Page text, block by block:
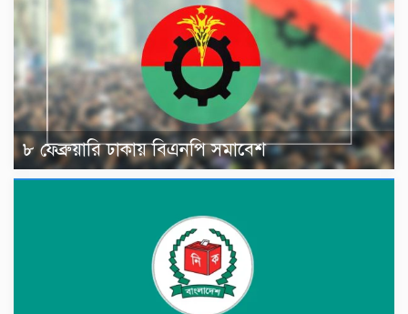
৮ ফেব্রুয়ারি ঢাকায় বিএনপি সমাবেশ